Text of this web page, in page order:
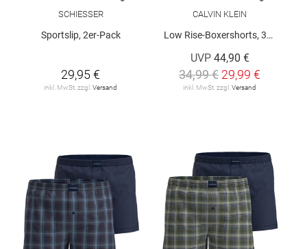
SCHIESSER
Sportslip, 2er-Pack
29,95 €
inkl. MwSt. zzgl. Versand
CALVIN KLEIN
Low Rise-Boxershorts, 3er-Pack
UVP 44,90 €
34,99 € 29,99 €
inkl. MwSt. zzgl. Versand